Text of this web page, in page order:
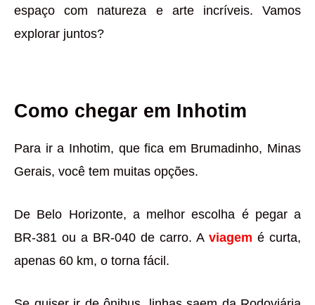
espaço com natureza e arte incríveis. Vamos
explorar juntos?
Como chegar em Inhotim
Para ir a Inhotim, que fica em Brumadinho, Minas
Gerais, você tem muitas opções.
De Belo Horizonte, a melhor escolha é pegar a
BR-381 ou a BR-040 de carro. A viagem é curta,
apenas 60 km, o torna fácil.